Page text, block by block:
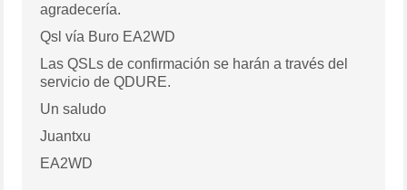
agradecería.
Qsl vía Buro EA2WD
Las QSLs de confirmación se harán a través del
servicio de QDURE.
Un saludo
Juantxu
EA2WD